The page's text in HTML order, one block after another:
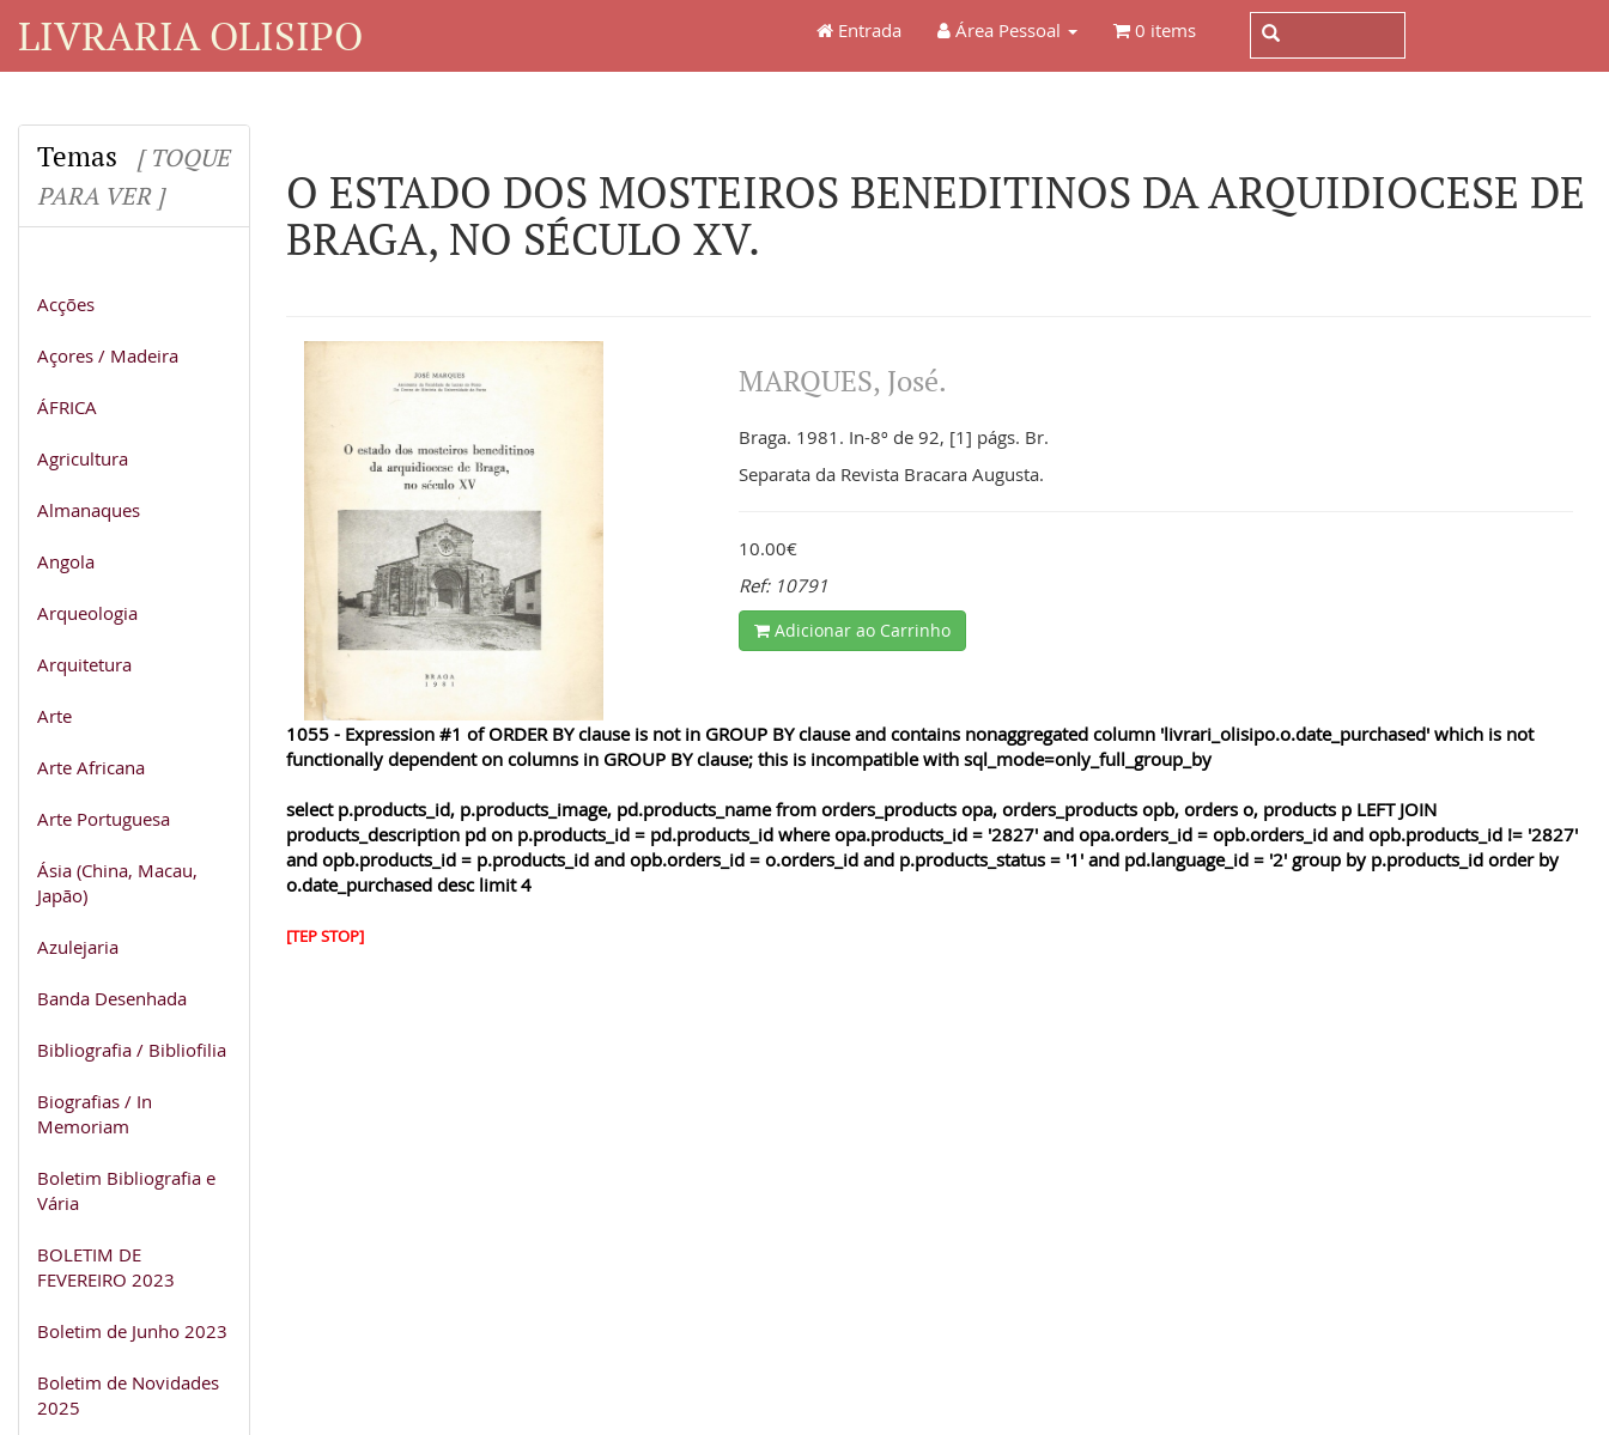
LIVRARIA OLISIPO Entrada Área Pessoal 0 items
Temas
[ TOQUE
PARA VER ]
Acções
Açores / Madeira
ÁFRICA
Agricultura
Almanaques
Angola
Arqueologia
Arquitetura
Arte
Arte Africana
Arte Portuguesa
Ásia (China, Macau,
Japão)
Azulejaria
Banda Desenhada
Bibliografia / Bibliofilia
Biografias / In
Memoriam
Boletim Bibliografia e
Vária
BOLETIM DE
FEVEREIRO 2023
Boletim de Junho 2023
Boletim de Novidades
2025
O ESTADO DOS MOSTEIROS BENEDITINOS DA ARQUIDIOCESE DE
BRAGA, NO SÉCULO XV.
MARQUES, José.
Braga. 1981. In-8º de 92, [1] págs. Br.
Separata da Revista Bracara Augusta.
10.00€
Ref: 10791
Adicionar ao Carrinho
1055 - Expression #1 of ORDER BY clause is not in GROUP BY clause and contains nonaggregated column 'livrari_olisipo.o.date_purchased' which is not
functionally dependent on columns in GROUP BY clause; this is incompatible with sql_mode=only_full_group_by
select p.products_id, p.products_image, pd.products_name from orders_products opa, orders_products opb, orders o, products p LEFT JOIN
products_description pd on p.products_id = pd.products_id where opa.products_id = '2827' and opa.orders_id = opb.orders_id and opb.products_id != '2827'
and opb.products_id = p.products_id and opb.orders_id = o.orders_id and p.products_status = '1' and pd.language_id = '2' group by p.products_id order by
o.date_purchased desc limit 4
[TEP STOP]